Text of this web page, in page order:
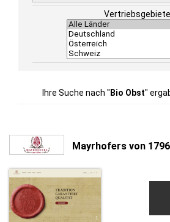
Vertriebsgebiete
Ihre Suche nach " Bio Obst"
Mayrhofers von 1796